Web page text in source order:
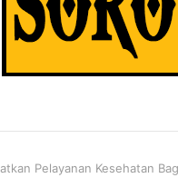
Pelayanan Kesehatan